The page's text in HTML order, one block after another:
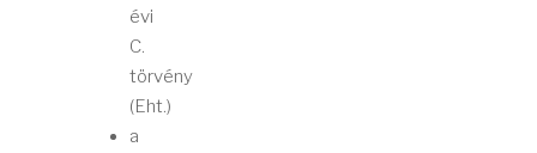
évi
C.
törvény
(Eht.)
a